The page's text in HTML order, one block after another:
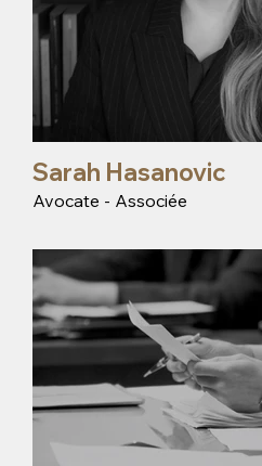
Sarah Hasanovic
Avocate - Associée